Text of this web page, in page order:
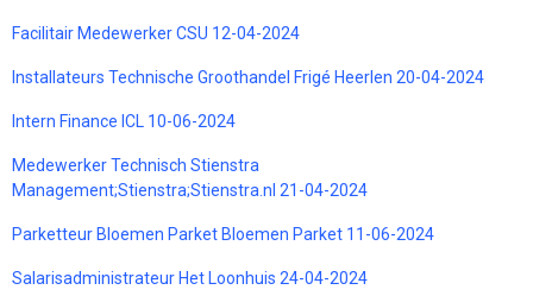
Facilitair Medewerker CSU 12-04-2024
Installateurs Technische Groothandel Frigé Heerlen 20-04-2024
Intern Finance ICL 10-06-2024
Medewerker Technisch Stienstra
Management;Stienstra;Stienstra.nl 21-04-2024
Parketteur Bloemen Parket Bloemen Parket 11-06-2024
Salarisadministrateur Het Loonhuis 24-04-2024